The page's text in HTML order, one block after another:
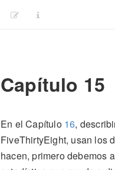
Capítulo 15
En el Capítulo 16,
FiveThirtyEight, usan los
hacen, primero debemos